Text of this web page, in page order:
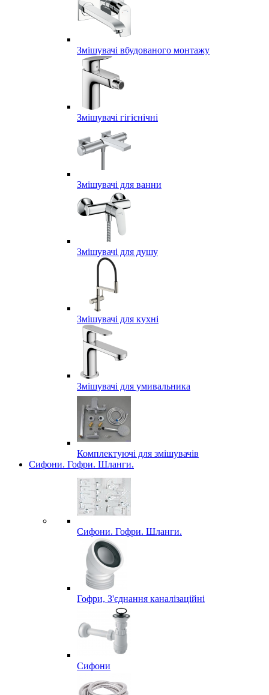
Змішувачі вбудованого монтажу
Змішувачі гігієнічні
Змішувачі для ванни
Змішувачі для душу
Змішувачі для кухні
Змішувачі для умивальника
Комплектуючі для змішувачів
Сифони. Гофри. Шланги.
Сифони. Гофри. Шланги.
Гофри, З'єднання каналізаційні
Сифони